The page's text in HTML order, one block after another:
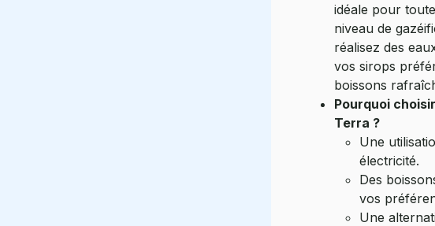
idéale pour
niveau de
réalisez des
vos sirops
boissons
Pourquoi
Terra ?
Une
électricité.
Des
vos
Une